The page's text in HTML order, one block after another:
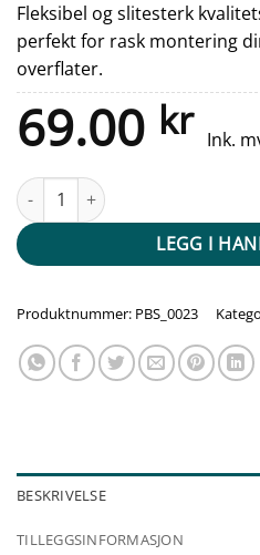
Fleksibel og slitesterk
perfekt for rask montering
overflater.
69.00 kr Ink.
Påbudsskilt - Antistatiske
LEGG I
Produktnummer: PBS_0023
BESKRIVELSE
TILLEGGSINFORMASJON